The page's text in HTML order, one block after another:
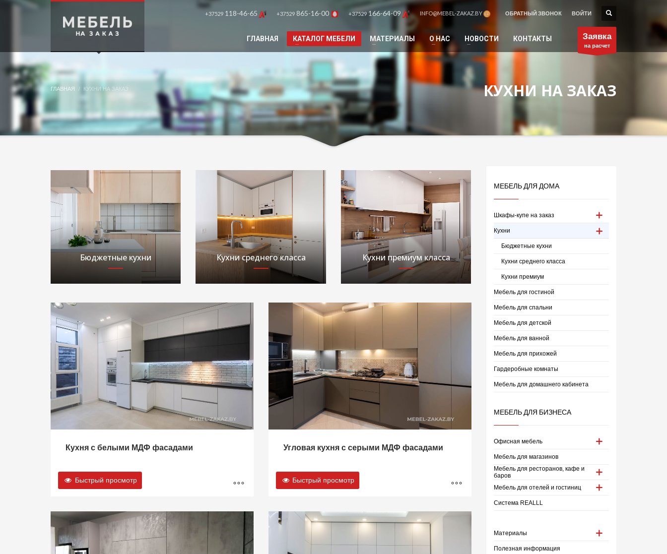
ЗАКАЗ ОБРАТНОГО ЗВОНКА
"*"обозначает обязательные поля
Ваше Имя: Телефон: Желаемое время звонка:
+37529 118-46-65 +37529 865-16-00 +37529166-64-09 INFO@MEBEL-ZAKAZ.BY ОБРАТНЫЙ ЗВОНОК ВОЙТИ
ГЛАВНАЯ КАТАЛОГ МЕБЕЛИ МАТЕРИАЛЫ О НАС НОВОСТИ КОНТАКТЫ Заявка
на расчет
ГЛАВНАЯ КУХНИ НА ЗАКАЗ КУХНИ НА ЗАКАЗ
Бюджетные кухни Кухни среднего класса Кухни премиум класса
Кухня с белыми МДФ фасадами
Быстрый просмотр
Угловая кухня с серыми МДФ фасадами
Быстрый просмотр
МЕБЕЛЬ ДЛЯ ДОМА
Шкафы-купе на заказ
Кухни
Бюджетные кухни
Кухни среднего класса
Кухни премиум
Мебель для гостиной
Мебель для спальни
Мебель для детской
Мебель для ванной
Мебель для прихожей
Гардеробные комнаты
Мебель для домашнего кабинета
МЕБЕЛЬ ДЛЯ БИЗНЕСА
Офисная мебель
Мебель для магазинов
Мебель для ресторанов, кафе и
баров
Мебель для отелей и гостиниц
Система REALLL
Материалы
Полезная информация